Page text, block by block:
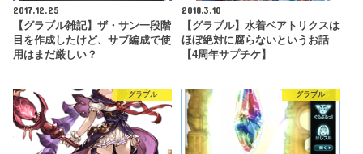
2017.12.25
【グラブル雑記】ザ・サン一段階
目を作成したけど、サブ編成で使
用はまだ厳しい？
2018.3.10
【グラブル】水着ベアトリクスは
ほぼ絶対に腐らないというお話
【4周年サプチケ】
グラブル グラブル